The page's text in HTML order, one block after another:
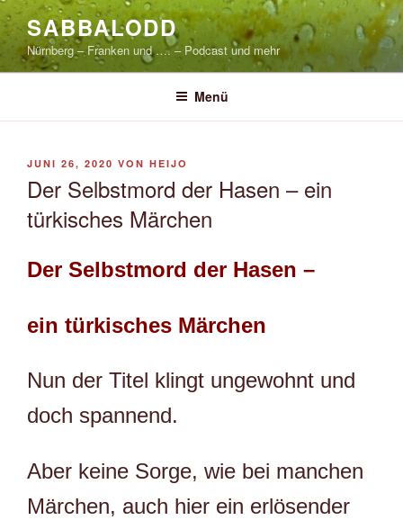
Zum
Inhalt
springen
SABBALODD
Nürnberg – Franken und …. – Podcast und mehr
Menü
VERÖFFENTLICHT
JUNI 26, 2020 VON HEIJO
Der Selbstmord der Hasen – ein
türkisches Märchen
Der Selbstmord der Hasen –
ein türkisches Märchen
Nun der Titel klingt ungewohnt und
doch spannend.
Aber keine Sorge, wie bei manchen
Märchen, auch hier ein erlösender